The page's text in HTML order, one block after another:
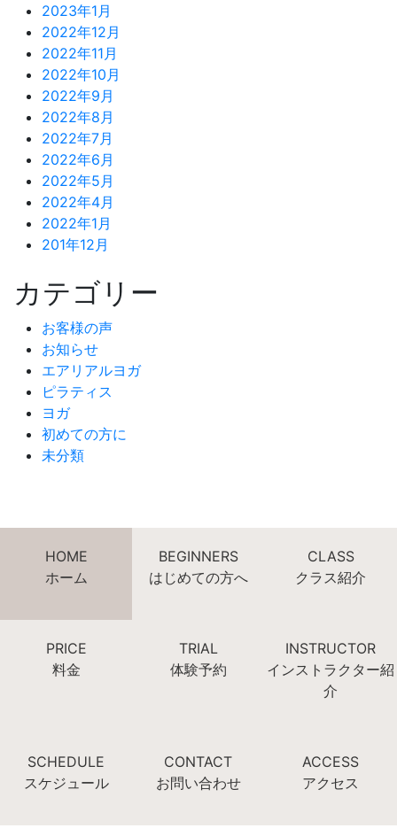
2023年1月
2022年12月
2022年11月
2022年10月
2022年9月
2022年8月
2022年7月
2022年6月
2022年5月
2022年4月
2022年1月
201年12月
カテゴリー
お客様の声
お知らせ
エアリアルヨガ
ピラティス
ヨガ
初めての方に
未分類
HOME
ホーム
BEGINNERS
はじめての方へ
CLASS
クラス紹介
PRICE
料金
TRIAL
体験予約
INSTRUCTOR
インストラクター紹
介
SCHEDULE
スケジュール
CONTACT
お問い合わせ
ACCESS
アクセス